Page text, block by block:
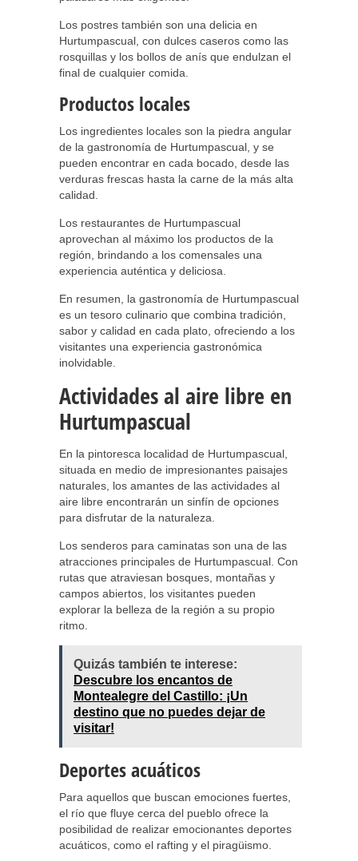
Los postres también son una delicia en
Hurtumpascual, con dulces caseros como las
rosquillas y los bollos de anís que endulzan el
final de cualquier comida.
Productos locales
Los ingredientes locales son la piedra angular
de la gastronomía de Hurtumpascual, y se
pueden encontrar en cada bocado, desde las
verduras frescas hasta la carne de la más alta
calidad.
Los restaurantes de Hurtumpascual
aprovechan al máximo los productos de la
región, brindando a los comensales una
experiencia auténtica y deliciosa.
En resumen, la gastronomía de Hurtumpascual
es un tesoro culinario que combina tradición,
sabor y calidad en cada plato, ofreciendo a los
visitantes una experiencia gastronómica
inolvidable.
Actividades al aire libre en
Hurtumpascual
En la pintoresca localidad de Hurtumpascual,
situada en medio de impresionantes paisajes
naturales, los amantes de las actividades al
aire libre encontrarán un sinfín de opciones
para disfrutar de la naturaleza.
Los senderos para caminatas son una de las
atracciones principales de Hurtumpascual. Con
rutas que atraviesan bosques, montañas y
campos abiertos, los visitantes pueden
explorar la belleza de la región a su propio
ritmo.
Quizás también te interese:
Descubre los encantos de
Montealegre del Castillo: ¡Un
destino que no puedes dejar de
visitar!
Deportes acuáticos
Para aquellos que buscan emociones fuertes,
el río que fluye cerca del pueblo ofrece la
posibilidad de realizar emocionantes deportes
acuáticos, como el rafting y el piragüismo.